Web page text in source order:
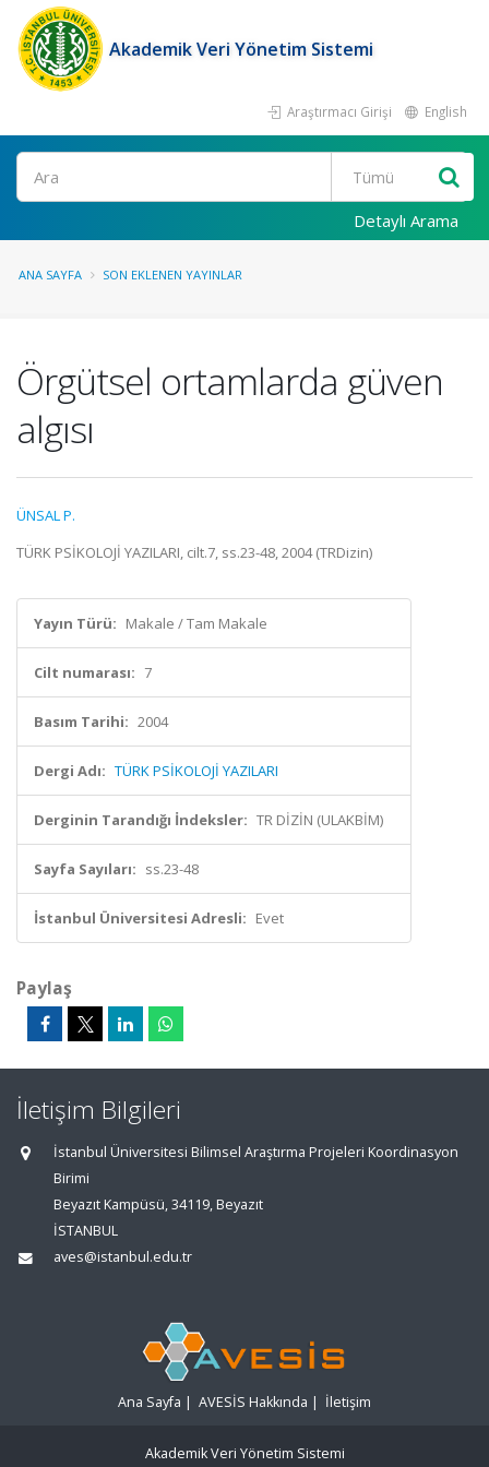
Akademik Veri Yönetim Sistemi
Araştırmacı Girişi English
Ara
Detaylı Arama
ANA SAYFA SON EKLENEN YAYINLAR
Örgütsel ortamlarda güven
algısı
ÜNSAL P.
TÜRK PSİKOLOJİ YAZILARI, cilt.7, ss.23-48, 2004 (TRDizin)
Yayın Türü: Makale / Tam Makale
Cilt numarası: 7
Basım Tarihi: 2004
Dergi Adı: TÜRK PSİKOLOJİ YAZILARI
Derginin Tarandığı İndeksler: TR DİZİN (ULAKBİM)
Sayfa Sayıları: ss.23-48
İstanbul Üniversitesi Adresli: Evet
Paylaş
İletişim Bilgileri
İstanbul Üniversitesi Bilimsel Araştırma Projeleri Koordinasyon
Birimi
Beyazıt Kampüsü, 34119, Beyazıt
İSTANBUL
aves@istanbul.edu.tr
Ana Sayfa | AVESİS Hakkında | İletişim
Akademik Veri Yönetim Sistemi